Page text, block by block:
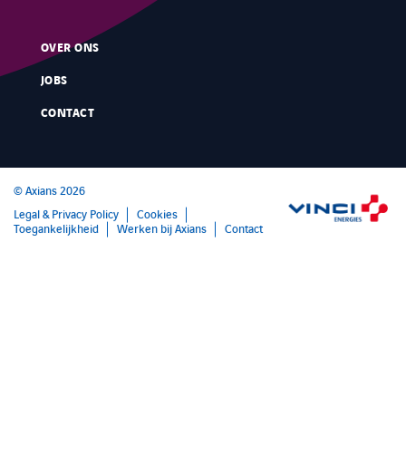
OVER ONS
JOBS
CONTACT
©Axians 2026
Legal & Privacy Policy
Cookies
Toegankelijkheid
Werken bij Axians Contact